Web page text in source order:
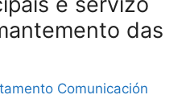
das
Comunicación